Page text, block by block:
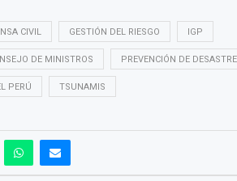
CIVIL GESTIÓN DEL RIESGO IGP
DE MINISTROS PREVENCIÓN DE
PERÚ TSUNAMIS